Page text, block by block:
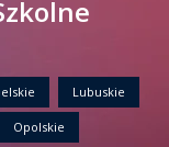
Lubuskie
Opolskie